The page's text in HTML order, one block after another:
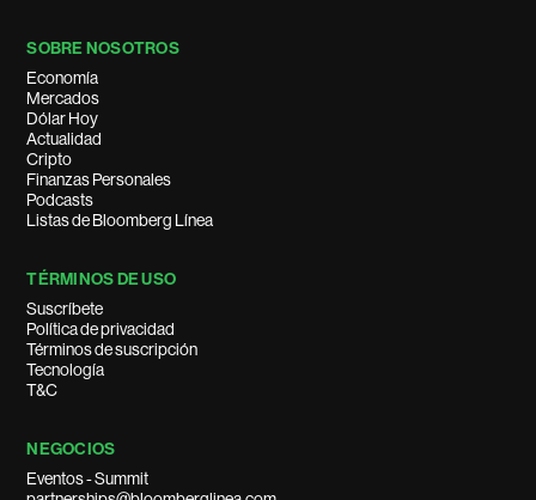
SOBRE NOSOTROS
Economía
Mercados
Dólar Hoy
Actualidad
Cripto
Finanzas Personales
Podcasts
Listas de Bloomberg Línea
TÉRMINOS DE USO
Suscríbete
Política de privacidad
Términos de suscripción
Tecnología
T&C
NEGOCIOS
Eventos - Summit